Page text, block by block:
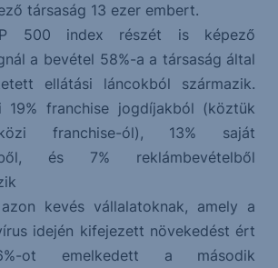
társaság 13 ezer embert.
500 index részét is képező
a bevétel 58%-a a társaság által
ellátási láncokból származik.
19% franchise jogdíjakból (köztük
franchise-ól), 13% saját
és 7% reklámbevételből
kevés vállalatoknak, amely a
idején kifejezett növekedést ért
ot emelkedett a második